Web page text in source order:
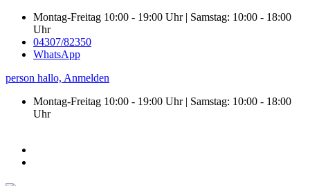
Montag-Freitag 10:00 - 19:00 Uhr | Samstag: 10:00 - 18:00
Uhr
04307/82350
WhatsApp
person hallo, Anmelden
Montag-Freitag 10:00 - 19:00 Uhr | Samstag: 10:00 - 18:00
Uhr